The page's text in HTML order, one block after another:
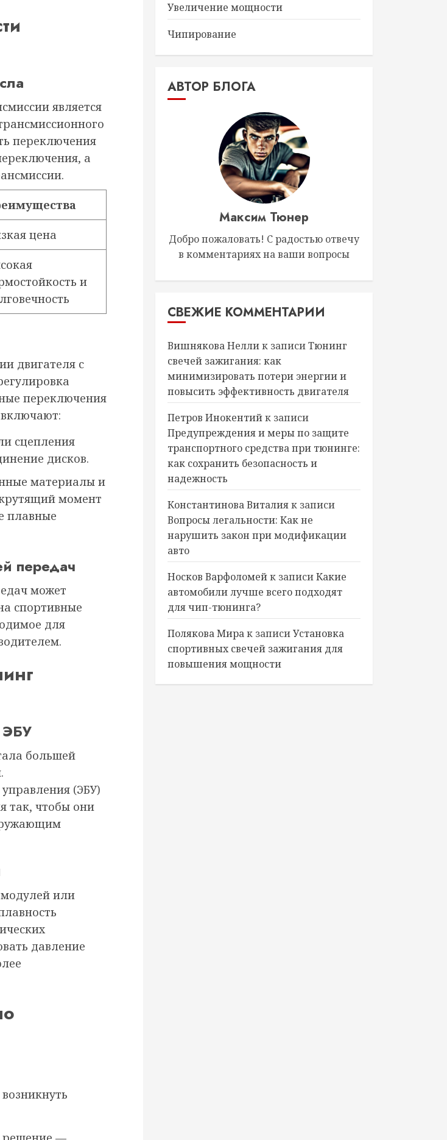
является
переключения
а
цена
и
двигателя с
переключения
сцепления
дисков.
материалы и
момент
плавные
передач
может
спортивные
для
ЭБУ
большей
(ЭБУ)
так, чтобы они
модулей или
давление
Увеличение мощности
Чипирование
АВТОР БЛОГА
Максим Тюнер
Добро пожаловать! С радостью отвечу
в комментариях на ваши вопросы
СВЕЖИЕ КОММЕНТАРИИ
Вишнякова Неллик записиТюнинг
свечей зажигания: как
минимизировать потери энергии и
повысить эффективность двигателя
Петров Инокентийк записи
Предупреждения и меры по защите
транспортного средства при тюнинге:
как сохранить безопасность и
надежность
Константинова Виталияк записи
Вопросы легальности: Как не
нарушить закон при модификации
авто
Носков Варфоломейк записиКакие
автомобили лучше всего подходят
для чип-тюнинга?
Полякова Мирак записиУстановка
спортивных свечей зажигания для
повышения мощности